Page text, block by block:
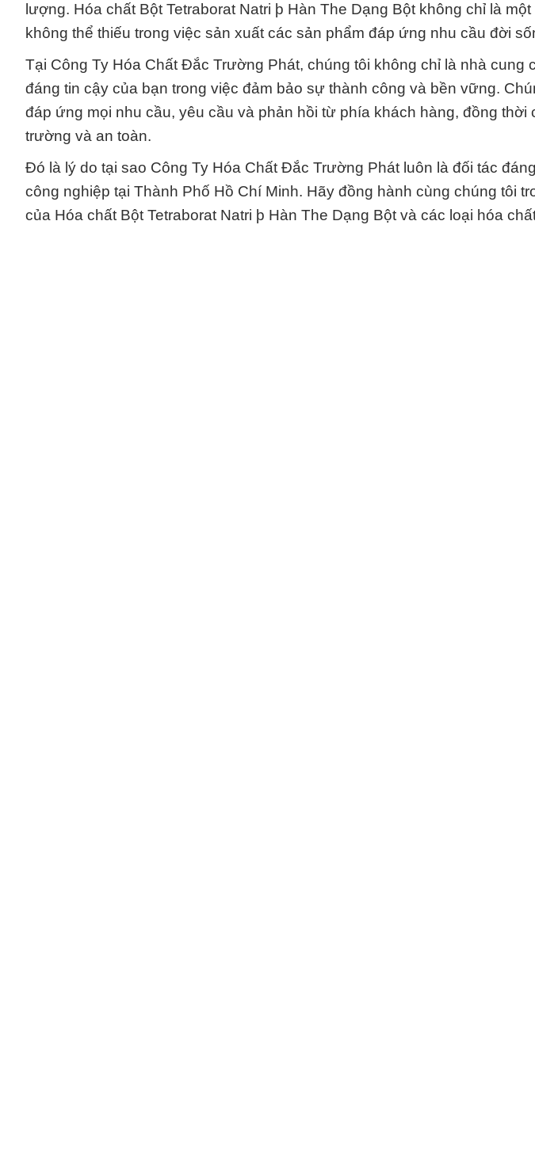
lượng. Hóa chất Bột Tetraborat Natri þ Hàn The Dạng Bột không chỉ là
không thể thiếu trong việc sản xuất các sản phẩm đáp ứng nhu cầu đời
Tại Công Ty Hóa Chất Đắc Trường Phát, chúng tôi không chỉ là nhà cung
đáng tin cậy của bạn trong việc đảm bảo sự thành công và bền vững.
đáp ứng mọi nhu cầu, yêu cầu và phản hồi từ phía khách hàng, đồng thời
trường và an toàn.
Đó là lý do tại sao Công Ty Hóa Chất Đắc Trường Phát luôn là đối tác
công nghiệp tại Thành Phố Hồ Chí Minh. Hãy đồng hành cùng chúng tôi
của Hóa chất Bột Tetraborat Natri þ Hàn The Dạng Bột và các loại hóa